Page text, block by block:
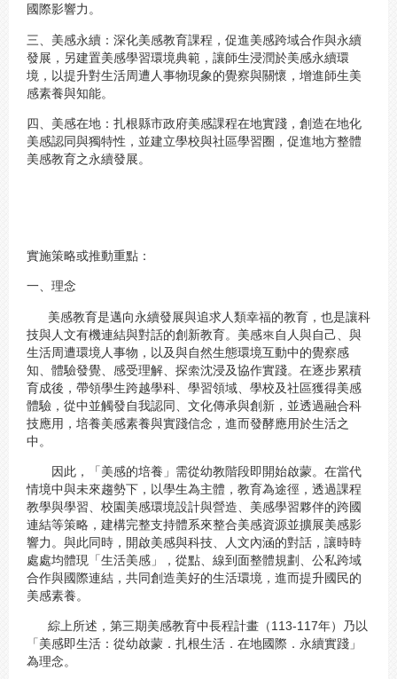
國際影響力。
三、美感永續：深化美感教育課程，促進美感跨域合作與永續
發展，另建置美感學習環境典範，讓師生浸潤於美感永續環
境，以提升對生活周遭人事物現象的覺察與關懷，增進師生美
感素養與知能。
四、美感在地：扎根縣市政府美感課程在地實踐，創造在地化
美感認同與獨特性，並建立學校與社區學習圈，促進地方整體
美感教育之永續發展。
實施策略或推動重點：
一、理念
美感教育是邁向永續發展與追求人類幸福的教育，也是讓科
技與人文有機連結與對話的創新教育。美感來自人與自己、與
生活周遭環境人事物，以及與自然生態環境互動中的覺察感
知、體驗發覺、感受理解、探索沈浸及協作實踐。在逐步累積
育成後，帶領學生跨越學科、學習領域、學校及社區獲得美感
體驗，從中並觸發自我認同、文化傳承與創新，並透過融合科
技應用，培養美感素養與實踐信念，進而發酵應用於生活之
中。
因此，「美感的培養」需從幼教階段即開始啟蒙。在當代
情境中與未來趨勢下，以學生為主體，教育為途徑，透過課程
教學與學習、校園美感環境設計與營造、美感學習夥伴的跨國
連結等策略，建構完整支持體系來整合美感資源並擴展美感影
響力。與此同時，開啟美感與科技、人文內涵的對話，讓時時
處處均體現「生活美感」，從點、線到面整體規劃、公私跨域
合作與國際連結，共同創造美好的生活環境，進而提升國民的
美感素養。
綜上所述，第三期美感教育中長程計畫（113-117年）乃以
「美感即生活：從幼啟蒙．扎根生活．在地國際．永續實踐」
為理念。